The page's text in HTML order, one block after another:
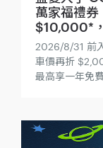
萬家福禮
$10,000*
2026/8/31 前
車價再折
最高享一年免